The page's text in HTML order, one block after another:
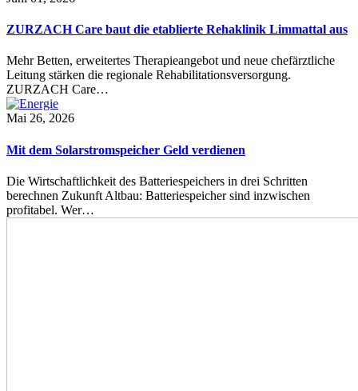
ZURZACH Care baut die etablierte Rehaklinik Limmattal aus
Mehr Betten, erweitertes Therapieangebot und neue chefärztliche
Leitung stärken die regionale Rehabilitationsversorgung.
ZURZACH Care…
Mai 26, 2026
Mit dem Solarstromspeicher Geld verdienen
Die Wirtschaftlichkeit des Batteriespeichers in drei Schritten
berechnen Zukunft Altbau: Batteriespeicher sind inzwischen
profitabel. Wer…